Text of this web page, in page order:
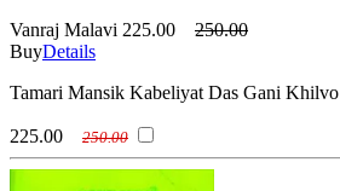
Vanraj Malavi 225.00
250.00
BuyDetails
Tamari Mansik Kabeliyat Das Gani Khilvo
225.00 250.00